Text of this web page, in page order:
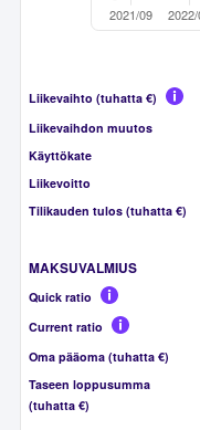
Liikevaihto (tuhatta €)
Liikevaihdon muutos
Käyttökate
Liikevoitto
Tilikauden tulos (tuhatta €)
MAKSUVALMIUS
Quick ratio
Current ratio
Oma pääoma (tuhatta €)
Taseen loppusumma
(tuhatta €)